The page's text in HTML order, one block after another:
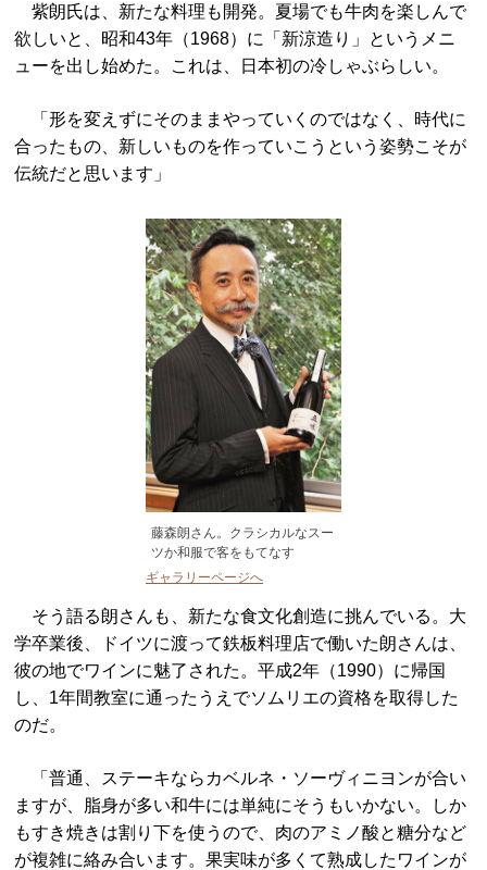
紫朗氏は、新たな料理も開発。夏場でも牛肉を楽しんで
欲しいと、昭和43年（1968）に「新涼造り」というメニ
ューを出し始めた。これは、日本初の冷しゃぶらしい。
「形を変えずにそのままやっていくのではなく、時代に
合ったもの、新しいものを作っていこうという姿勢こそが
伝統だと思います」
藤森朗さん。クラシカルなスー
ツか和服で客をもてなす
ギャラリーページへ
そう語る朗さんも、新たな食文化創造に挑んでいる。大
学卒業後、ドイツに渡って鉄板料理店で働いた朗さんは、
彼の地でワインに魅了された。平成2年（1990）に帰国
し、1年間教室に通ったうえでソムリエの資格を取得した
のだ。
「普通、ステーキならカベルネ・ソーヴィニヨンが合い
ますが、脂身が多い和牛には単純にそうもいかない。しか
もすき焼きは割り下を使うので、肉のアミノ酸と糖分など
が複雑に絡み合います。果実味が多くて熟成したワインが